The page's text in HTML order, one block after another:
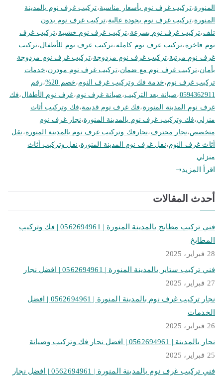
المنورة،تركيب غرف نوم بأسعار مناسبة،تركيب غرف نوم بالمدينة
المنورة،تركيب غرف نوم بجودة عالية،تركيب غرف نوم بدون
تلف ،تركيب غرف نوم بسرعة ،تركيب غرف نوم خشبية ،تركيب غرف
نوم فاخرة ،تركيب غرف نوم كاملة ،تركيب غرف نوم للأطفال،تركيب
غرف نوم مرتبة،تركيب غرف نوم مزدوجة،تركيب غرف نوم مزدوجة
بأمان،تركيب غرف نوم مع ضمان،تركيب غرف نوم مودرن،خدمات
تركيب غرف نوم،خدمة فك وتركيب غرف النوم،خصم 20% ،رقم
0594362911،صيانة بعد التركيب، صيانة غرف نوم،غرف نوم الأطفال،فك
غرف نوم المدينة المنورة ،فك غرف نوم قديمة،فك وتركيب أثاث
منزلي،فك وتركيب غرف نوم بالمدينة المنورة،نجار غرف نوم
متخصص،نجار محترف ،نجارفك وتركيب غرف نوم بالمدينة المنورة، نقل
أثاث غرف النوم،نقل غرف نوم المدينة المنورة، نقل وتركيب أثاث
منزلي
اقرأ المزيد
أحدث المقالات
فني تركيب مطابخ بالمدينة المنورة | 0562694961 | فك وتركيب
المطابخ
28 فبراير، 2025
فني تركيب ستاير بالمدينة المنورة | 0562694961 | افضل نجار
27 فبراير، 2025
نجار تركيب غرف نوم بالمدينة المنورة | 0562694961 | افضل
الخدمات
26 فبراير، 2025
نجار بالمدينة | 0562694961 | افضل نجار فك وتركيب وصيانة
25 فبراير، 2025
فني تركيب غرف نوم بالمدينة المنورة | 0562694961 | افضل نجار